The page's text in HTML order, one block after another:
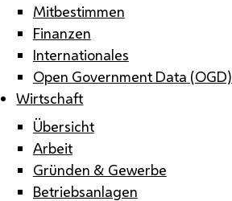
Mitbestimmen
Finanzen
Internationales
Open Government Data (OGD)
Wirtschaft
Übersicht
Arbeit
Gründen & Gewerbe
Betriebsanlagen